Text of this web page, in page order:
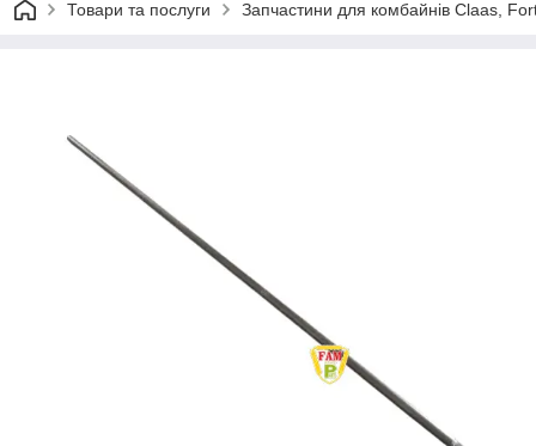
Товари та послуги Запчастини для комбайнів Claas,